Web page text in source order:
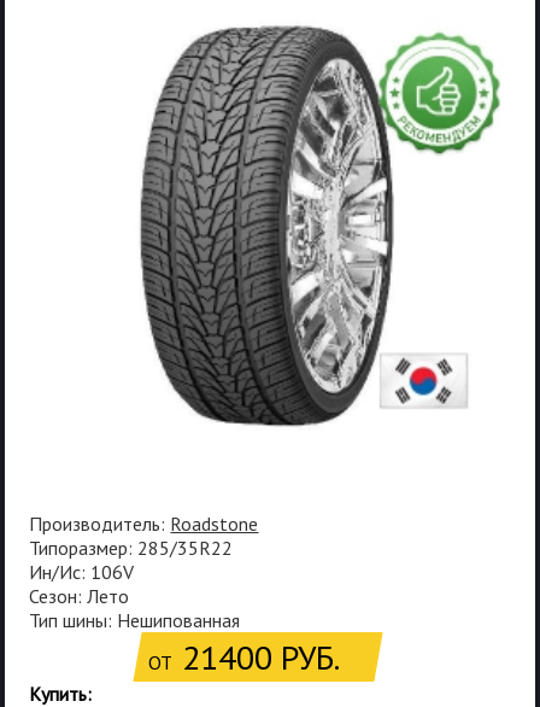
Производитель: Roadstone
Типоразмер: 285/35R22
Ин/Ис: 106V
Сезон: Лето
Тип шины: Нешипованная
ОТ 21400 РУБ.
Купить: